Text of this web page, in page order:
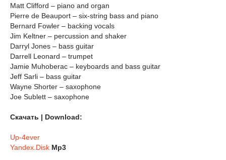
Matt Clifford – piano and organ
Pierre de Beauport – six-string bass and piano
Bernard Fowler – backing vocals
Jim Keltner – percussion and shaker
Darryl Jones – bass guitar
Darrell Leonard – trumpet
Jamie Muhoberac – keyboards and bass guitar
Jeff Sarli – bass guitar
Wayne Shorter – saxophone
Joe Sublett – saxophone
Скачать | Download:
Up-4ever
Yandex.Disk Mp3